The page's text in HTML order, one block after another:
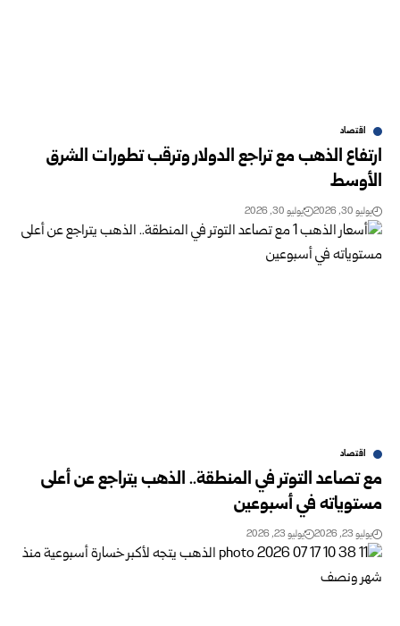
اقتصاد
ارتفاع الذهب مع تراجع الدولار وترقب تطورات الشرق
الأوسط
يوليو 30, 2026 يوليو 30, 2026
اقتصاد
مع تصاعد التوتر في المنطقة.. الذهب يتراجع عن أعلى
مستوياته في أسبوعين
يوليو 23, 2026 يوليو 23, 2026